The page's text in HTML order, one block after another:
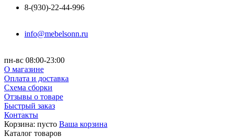
8-(930)-22-44-996
info@mebelsonn.ru
пн-вс 08:00-23:00
О магазине
Оплата и доставка
Схема сборки
Отзывы о товаре
Быстрый заказ
Контакты
Корзина: пусто Ваша корзина
Каталог товаров